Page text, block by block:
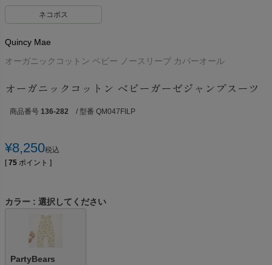
ネコポス
Quincy Mae
オーガニックコットン ベビー ノースリーブ カバーオール
オーガニックコットン ベビーガーゼジャンプスーツ
商品番号 136-282 / 型番 QM047FILP
¥8,250税込
[ 75 ポイント ]
カラー 選択してください
PartyBears